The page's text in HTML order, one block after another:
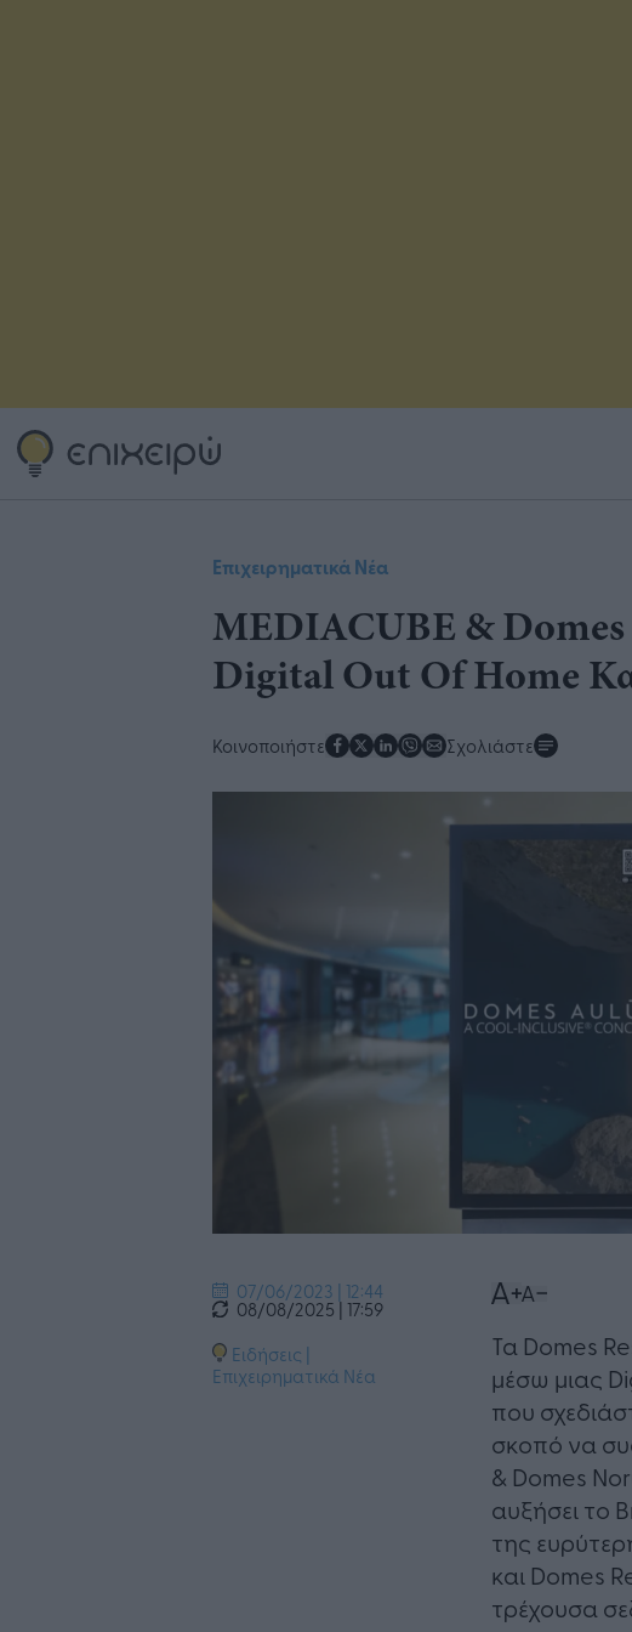
Επιχειρηματικά Νέα
MEDIACUBE & Domes
Digital Out Of Home
Κοινοποιήστε Σχολιάστε
07/06/2023 | 12:44
08/08/2025 | 17:59
Ειδήσεις |
Επιχειρηματικά Νέα
Τα Domes
μέσω μιας
που
σκοπό να
& Domes
αυξήσει το
της
και Domes
τρέχουσα